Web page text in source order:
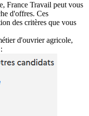
France Travail peut vous
d'offres. Ces
des critères que vous
d'ouvrier agricole,